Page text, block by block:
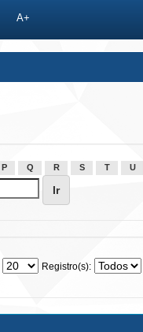
A+
P Q R S T U
Registro(s):